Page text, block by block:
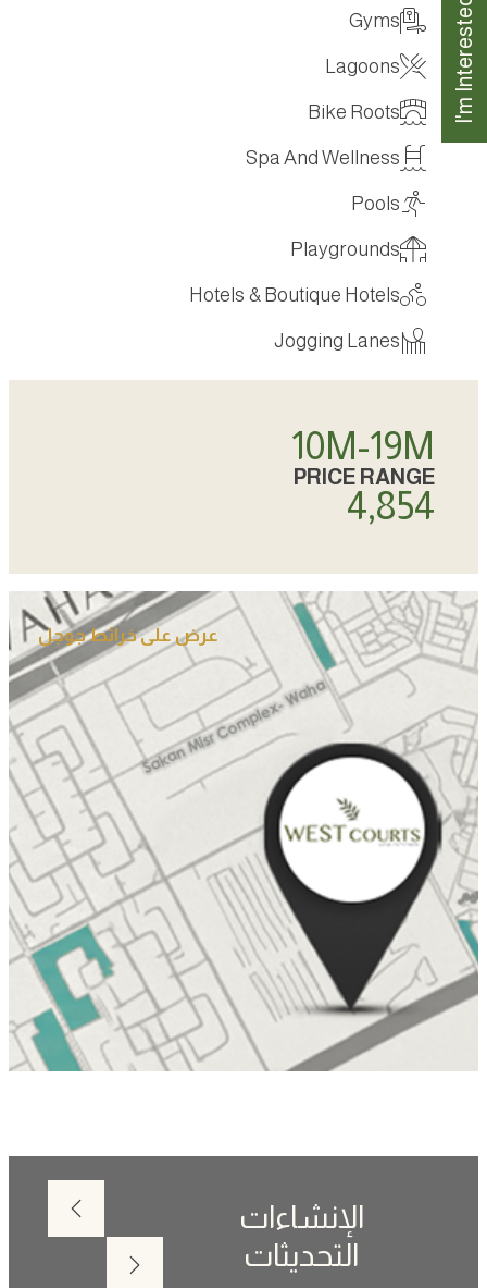
I'm Interested
Gyms
Lagoons
Bike Roots
Spa And Wellness
Pools
Playgrounds
Hotels & Boutique Hotels
Jogging Lanes
10M-20M
PRICE RANGE
4,928
عرض على خرائط جوجل
الإنشاءات
التحديثات
Next
Prev